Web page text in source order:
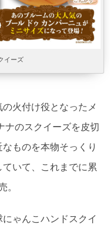
イーズ
火付け役となったメ
ナのスクイーズを皮切
ものを本物そっくり
いて、これまでに累
。
ゃんこハンドスクイ